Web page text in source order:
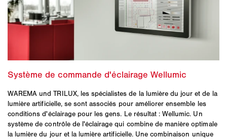
WAREMA und TRILUX, les spécialistes de la lumière du jour et de la
lumière artificielle, se sont associés pour améliorer ensemble les
conditions d'éclairage pour les gens. Le résultat : Wellumic. Un
système de contrôle de l'éclairage qui combine de manière optimale
la lumière du jour et la lumière artificielle. Une combinaison unique